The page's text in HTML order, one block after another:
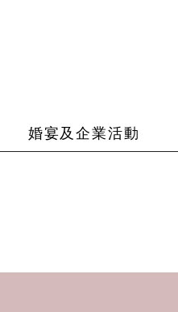
婚宴及企業活動